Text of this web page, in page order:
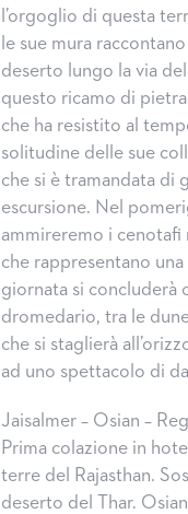
l’orgoglio di questa
le sue mura
deserto lungo la via
questo ricamo di
che ha resistito al
solitudine delle sue
che si è tramandata di
escursione. Nel
ammireremo i cenotafi
che rappresentano
giornata si concluderà
dromedario, tra le
che si staglierà
ad uno spettacolo di
Jaisalmer – Osian –
Prima colazione in
terre del Rajasthan.
deserto del Thar.